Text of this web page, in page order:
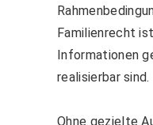
Familienrecht
Informationen
realisierbar sind.
Ohne gezielte